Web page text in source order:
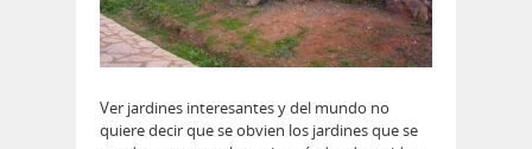
Ver jardines interesantes y del mundo no
quiere decir que se obvien los jardines que se